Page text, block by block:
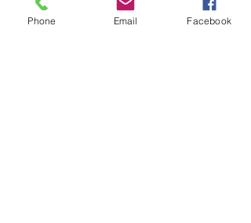
Phone Email Facebook